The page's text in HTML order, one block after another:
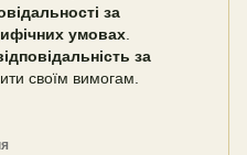
за
умовах
за
своїм вимогам.